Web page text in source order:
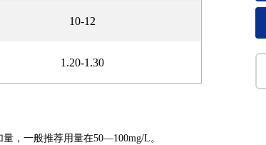
10-12
1.20-1.30
，一般推荐用量在50—100mg/L 。